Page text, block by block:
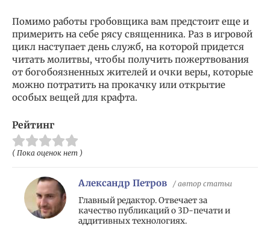
Помимо работы гробовщика вам предстоит еще и
примерить на себе рясу священника. Раз в игровой
цикл наступает день служб, на которой придется
читать молитвы, чтобы получить пожертвования
от богобоязненных жителей и очки веры, которые
можно потратить на прокачку или открытие
особых вещей для крафта.
Рейтинг
( Пока оценок нет )
Александр Петров / автор статьи
Главный редактор. Отвечает за
качество публикаций о 3D-печати и
аддитивных технологиях.